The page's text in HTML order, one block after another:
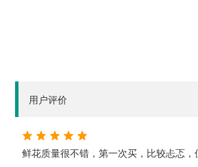
用户评价
鲜花质量很不错，第一次买，比较忐忑